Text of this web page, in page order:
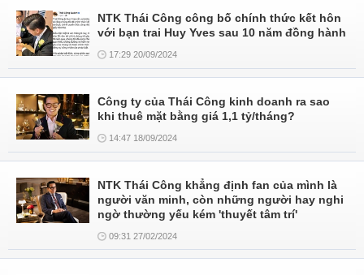
NTK Thái Công công bố chính thức kết hôn
với bạn trai Huy Yves sau 10 năm đồng hành
17:29 20/09/2024
Công ty của Thái Công kinh doanh ra sao
khi thuê mặt bằng giá 1,1 tỷ/tháng?
14:47 18/09/2024
NTK Thái Công khẳng định fan của mình là
người văn minh, còn những người hay nghi
ngờ thường yếu kém 'thuyết tâm trí'
09:31 27/02/2024